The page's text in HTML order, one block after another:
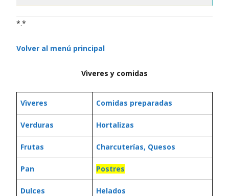
*.*
Volver al menú principal
Vìveres y comidas
Vìveres Comidas preparadas
Verduras Hortalizas
Frutas Charcuterías, Quesos
Pan Postres
Dulces Helados